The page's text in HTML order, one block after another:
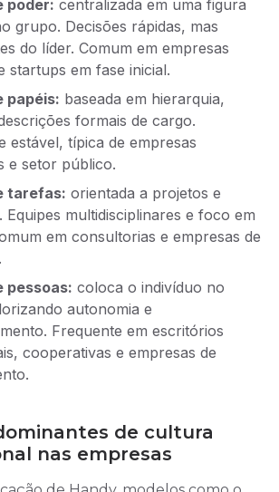
poder: centralizada em uma figura
grupo. Decisões rápidas, mas
do líder. Comum em empresas
startups em fase inicial.
papéis: baseada em hierarquia,
formais de cargo.
estável, típica de empresas
e setor público.
tarefas: orientada a projetos e
Equipes multidisciplinares e foco em
em consultorias e empresas de
pessoas: coloca o indivíduo no
autonomia e
Frequente em escritórios
cooperativas e empresas de
de cultura
nas empresas